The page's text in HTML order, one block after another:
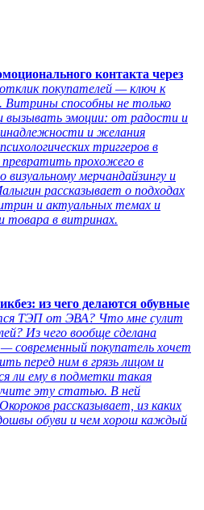
контакта через
покупателей — ключ к
Витрины способны не только
вызывать эмоции: от радости и
и желания
триггеров в
прохожего в
визуальному мерчандайзингу и
рассказывает о подходах
и актуальных темах и
товара в витринах.
из чего делаются обувные
ТЭП от ЭВА? Что мне сулит
Из чего вообще сделана
современный покупатель хочет
перед ним в грязь лицом и
ли ему в подметки такая
эту статью. В ней
рассказывает, из каких
обуви и чем хорош каждый